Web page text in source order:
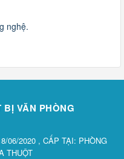
nghệ.
VĂN PHÒNG
06/2020 , CẤP TẠI: PHÒNG
THUỘT